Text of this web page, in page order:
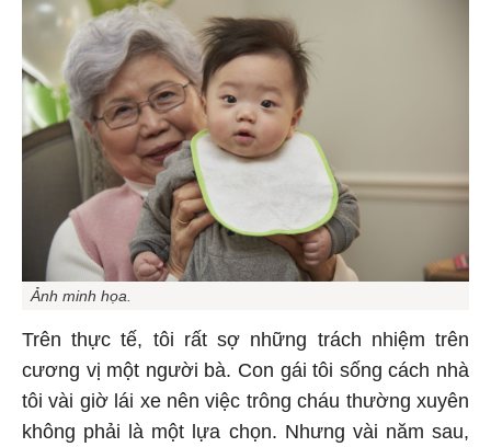
Ảnh minh họa.
Trên thực tế, tôi rất sợ những trách nhiệm trên
cương vị một người bà. Con gái tôi sống cách nhà
tôi vài giờ lái xe nên việc trông cháu thường xuyên
không phải là một lựa chọn. Nhưng vài năm sau,